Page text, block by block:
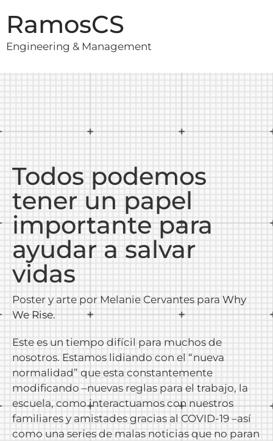
RamosCS
Engineering & Management
Todos podemos
tener un papel
importante para
ayudar a salvar
vidas
Poster y arte por Melanie Cervantes para Why
We Rise.
Este es un tiempo difícil para muchos de
nosotros. Estamos lidiando con el “nueva
normalidad” que esta constantemente
modificando –nuevas reglas para el trabajo, la
escuela, como interactuamos con nuestros
familiares y amistades gracias al COVID-19 –así
como una series de malas noticias que no paran